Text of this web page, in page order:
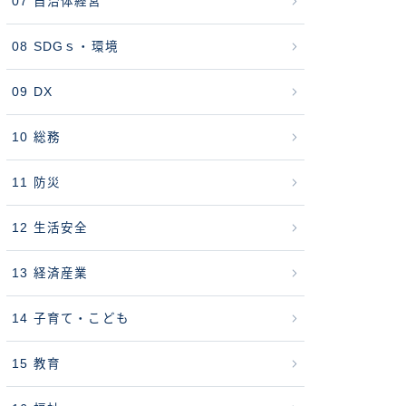
08 SDGｓ・環境
09 DX
10 総務
11 防災
12 生活安全
13 経済産業
14 子育て・こども
15 教育